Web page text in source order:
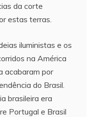
da corte
estas terras.
iluministas e os
na América
acabaram por
do Brasil.
brasileira era
Portugal e Brasil